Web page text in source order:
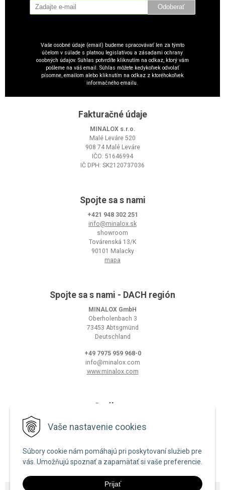
Vaše nastavenie cookies
Súbory cookie nám pomáhajú pri poskytovaní služieb pre
vás. Umožňujú spoznať a zapamätať si vaše preferencie.
Prijať
Odoberať
Vaše osobné údaje (email) budeme spracovávať len za týmto
účelom v súlade s platnou legislatívou a zásadami ochrany
osobných údajov. Súhlas potvrdíte kliknutím na odkaz, ktorý vám
pošleme na váš email. Súhlas môžete kedykoľvek odvolať
písomne, emailom alebo kliknutím na odkaz z ktoréhokoľvek
informačného emailu.
Fakturačné údaje
MINALOX s.r.o.
Malé Leváre 520
908 74 Malé Leváre
IČO: 51646994
IČ DPH: SK2120737036
Spojte sa s nami
+421 948 302 251
info@minalox.sk
showroom
Továrenská 13/K
90101 Malacky
mapa
Spojte sa s nami - DACH región
MINALOX GmbH
Oberholenbach 3
73453 Abtsgmünd
Deutschland
+49 7975 959 968-0
info@minalox.com
www.minalox.com
O nákupe
Zásady používania cookies